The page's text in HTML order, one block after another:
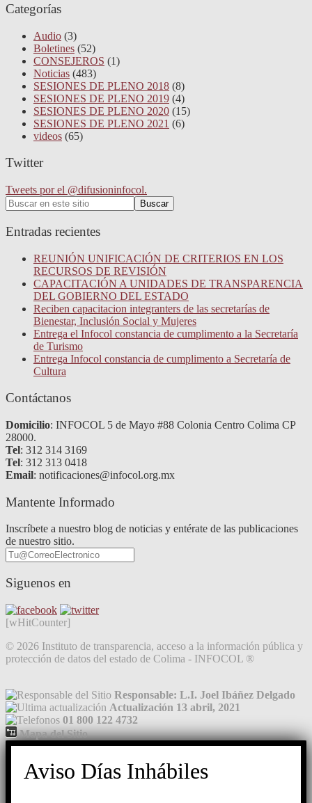
Categorías
Audio (3)
Boletines (52)
CONSEJEROS (1)
Noticias (483)
SESIONES DE PLENO 2018 (8)
SESIONES DE PLENO 2019 (4)
SESIONES DE PLENO 2020 (15)
SESIONES DE PLENO 2021 (6)
videos (65)
Twitter
Tweets por el @difusioninfocol.
Search
for:
Buscar
Entradas recientes
REUNIÓN UNIFICACIÓN DE CRITERIOS EN LOS
RECURSOS DE REVISIÓN
CAPACITACIÓN A UNIDADES DE TRANSPARENCIA
DEL GOBIERNO DEL ESTADO
Reciben capacitacion integranters de las secretarías de
Bienestar, Inclusión Social y Mujeres
Entrega el Infocol constancia de cumplimento a la Secretaría
de Turismo
Entrega Infocol constancia de cumplimento a Secretaría de
Cultura
Contáctanos
Domicilio: INFOCOL 5 de Mayo #88 Colonia Centro Colima CP
28000.
Tel: 312 314 3169
Tel: 312 313 0418
Email: notificaciones@infocol.org.mx
Mantente Informado
Inscríbete a nuestro blog de noticias y entérate de las publicaciones
de nuestro sitio.
Siguenos en
[wHitCounter]
© 2026 Instituto de transparencia, acceso a la información pública y
protección de datos del estado de Colima - INFOCOL ®
Responsable: L.I. Joel Ibáñez Delgado
Actualización 13 abril, 2021
01 800 122 4732
Mapa del Sitio
Aviso Días Inhábiles